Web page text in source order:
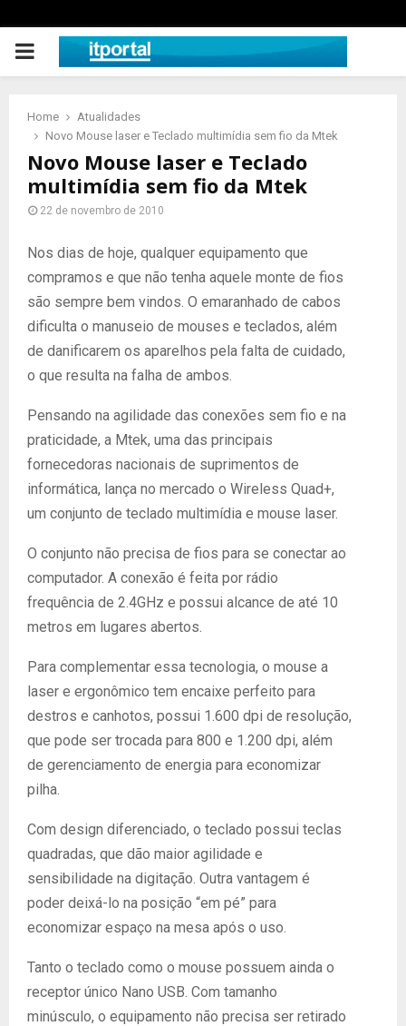
PRIMARY
Home
Atualidades
Novo Mouse laser e Teclado multimídia sem fio da Mtek
Novo Mouse laser e Teclado
multimídia sem fio da Mtek
22 de novembro de 2010
Nos dias de hoje, qualquer equipamento que
compramos e que não tenha aquele monte de fios
são sempre bem vindos. O emaranhado de cabos
dificulta o manuseio de mouses e teclados, além
de danificarem os aparelhos pela falta de cuidado,
o que resulta na falha de ambos.
Pensando na agilidade das conexões sem fio e na
praticidade, a Mtek, uma das principais
fornecedoras nacionais de suprimentos de
informática, lança no mercado o Wireless Quad+,
um conjunto de teclado multimídia e mouse laser.
O conjunto não precisa de fios para se conectar ao
computador. A conexão é feita por rádio
frequência de 2.4GHz e possui alcance de até 10
metros em lugares abertos.
Para complementar essa tecnologia, o mouse a
laser e ergonômico tem encaixe perfeito para
destros e canhotos, possui 1.600 dpi de resolução,
que pode ser trocada para 800 e 1.200 dpi, além
de gerenciamento de energia para economizar
pilha.
Com design diferenciado, o teclado possui teclas
quadradas, que dão maior agilidade e
sensibilidade na digitação. Outra vantagem é
poder deixá-lo na posição “em pé” para
economizar espaço na mesa após o uso.
Tanto o teclado como o mouse possuem ainda o
receptor único Nano USB. Com tamanho
minúsculo, o equipamento não precisa ser retirado